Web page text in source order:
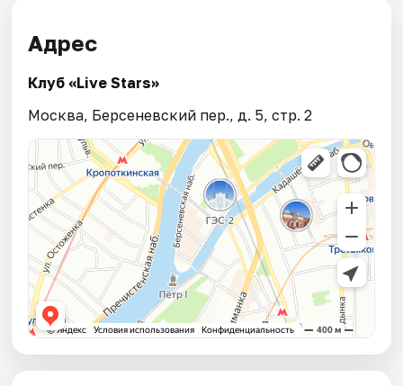
Адрес
Клуб «Live Stars»
Москва, Берсеневский пер., д. 5, стр. 2